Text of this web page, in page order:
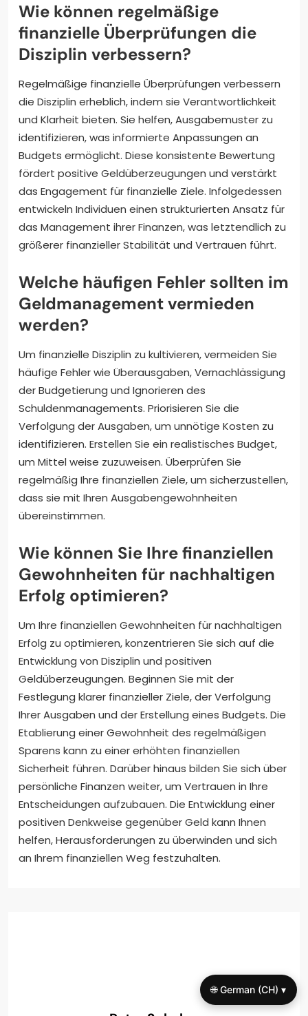
Wie können regelmäßige
finanzielle Überprüfungen die
Disziplin verbessern?
Regelmäßige finanzielle Überprüfungen verbessern
die Disziplin erheblich, indem sie Verantwortlichkeit
und Klarheit bieten. Sie helfen, Ausgabemuster zu
identifizieren, was informierte Anpassungen an
Budgets ermöglicht. Diese konsistente Bewertung
fördert positive Geldüberzeugungen und verstärkt
das Engagement für finanzielle Ziele. Infolgedessen
entwickeln Individuen einen strukturierten Ansatz für
das Management ihrer Finanzen, was letztendlich zu
größerer finanzieller Stabilität und Vertrauen führt.
Welche häufigen Fehler sollten im
Geldmanagement vermieden
werden?
Um finanzielle Disziplin zu kultivieren, vermeiden Sie
häufige Fehler wie Überausgaben, Vernachlässigung
der Budgetierung und Ignorieren des
Schuldenmanagements. Priorisieren Sie die
Verfolgung der Ausgaben, um unnötige Kosten zu
identifizieren. Erstellen Sie ein realistisches Budget,
um Mittel weise zuzuweisen. Überprüfen Sie
regelmäßig Ihre finanziellen Ziele, um sicherzustellen,
dass sie mit Ihren Ausgabengewohnheiten
übereinstimmen.
Wie können Sie Ihre finanziellen
Gewohnheiten für nachhaltigen
Erfolg optimieren?
Um Ihre finanziellen Gewohnheiten für nachhaltigen
Erfolg zu optimieren, konzentrieren Sie sich auf die
Entwicklung von Disziplin und positiven
Geldüberzeugungen. Beginnen Sie mit der
Festlegung klarer finanzieller Ziele, der Verfolgung
Ihrer Ausgaben und der Erstellung eines Budgets. Die
Etablierung einer Gewohnheit des regelmäßigen
Sparens kann zu einer erhöhten finanziellen
Sicherheit führen. Darüber hinaus bilden Sie sich über
persönliche Finanzen weiter, um Vertrauen in Ihre
Entscheidungen aufzubauen. Die Entwicklung einer
positiven Denkweise gegenüber Geld kann Ihnen
helfen, Herausforderungen zu überwinden und sich
an Ihrem finanziellen Weg festzuhalten.
🌐 German (CH) ▾